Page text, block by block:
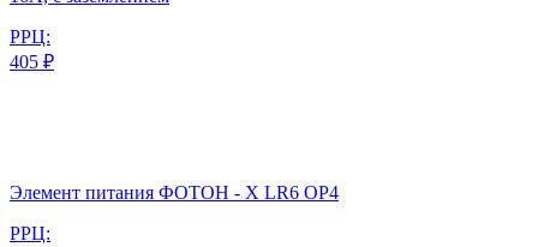
РРЦ:
405 ₽
Элемент питания ФОТОН - Х LR6 OP4
РРЦ: